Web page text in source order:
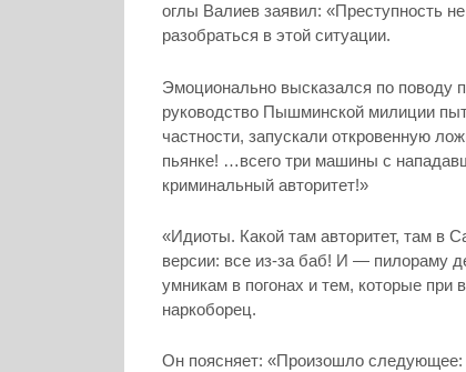
оглы Валиев заявил: «Преступность
разобраться в этой ситуации.
Эмоционально высказался по поводу
руководство Пышминской милиции
частности, запускали откровенную
пьянке! …всего три машины с
криминальный авторитет!»
«Идиоты. Какой там авторитет, там в
версии: все из-за баб! И — пилораму
умникам в погонах и тем, которые
наркоборец.
Он поясняет: «Произошло